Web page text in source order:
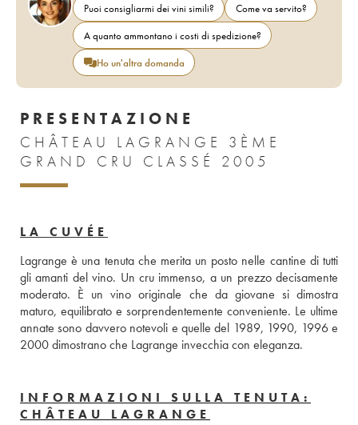
Puoi consigliarmi dei vini simili?
Come va servito?
A quanto ammontano i costi di spedizione?
Ho un'altra domanda
PRESENTAZIONE
CHÂTEAU LAGRANGE 3ÈME
GRAND CRU CLASSÉ 2005
LA CUVÉE
Lagrange è una tenuta che merita un posto nelle cantine di tutti
gli amanti del vino. Un cru immenso, a un prezzo decisamente
moderato. È un vino originale che da giovane si dimostra
maturo, equilibrato e sorprendentemente conveniente. Le ultime
annate sono davvero notevoli e quelle del 1989, 1990, 1996 e
2000 dimostrano che Lagrange invecchia con eleganza.
INFORMAZIONI SULLA TENUTA:
CHÂTEAU LAGRANGE